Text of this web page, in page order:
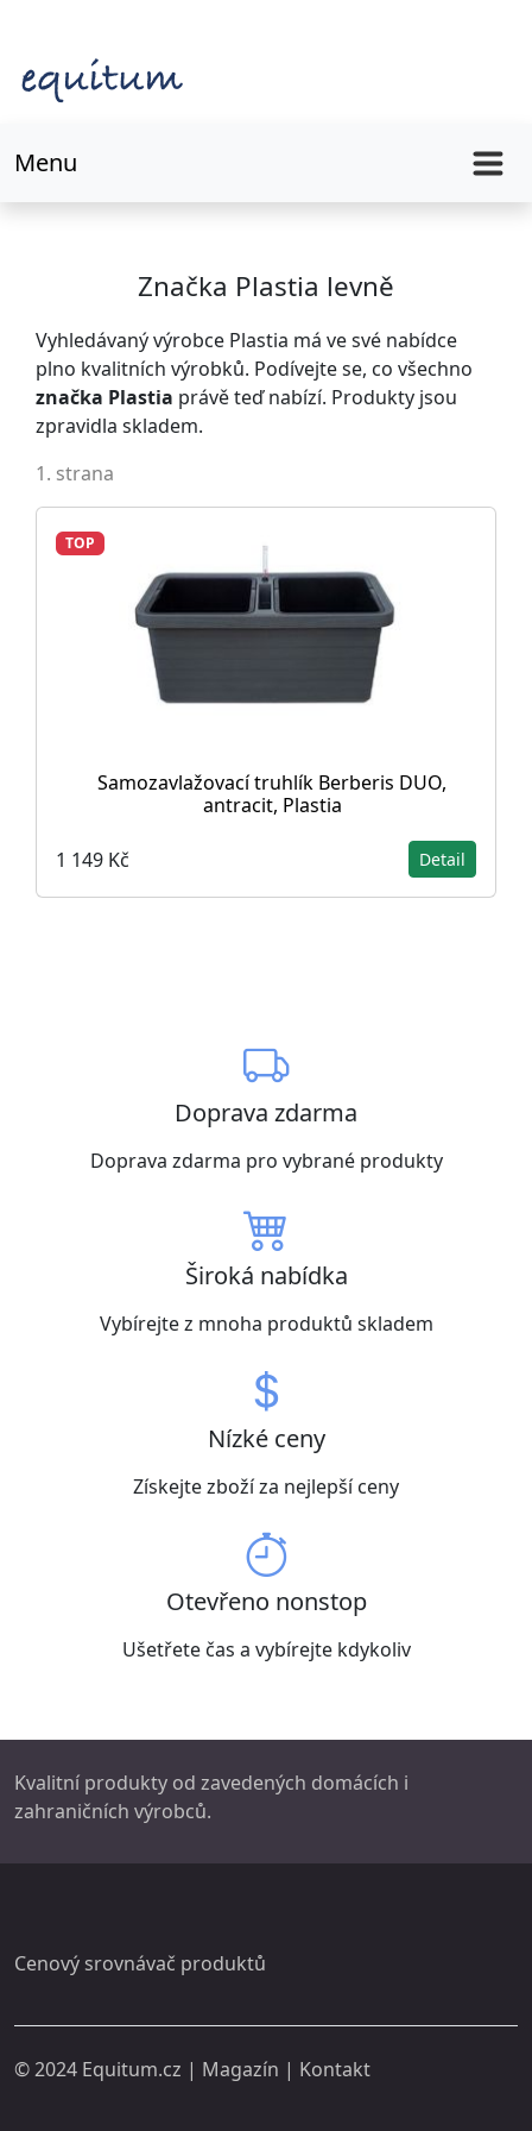
Menu
Značka Plastia levně
Vyhledávaný výrobce Plastia má ve své nabídce
plno kvalitních výrobků. Podívejte se, co všechno
značka Plastia právě teď nabízí. Produkty jsou
zpravidla skladem.
1. strana
TOP
Samozavlažovací truhlík Berberis DUO,
antracit, Plastia
1 149 Kč Detail
Doprava zdarma
Doprava zdarma pro vybrané produkty
Široká nabídka
Vybírejte z mnoha produktů skladem
Nízké ceny
Získejte zboží za nejlepší ceny
Otevřeno nonstop
Ušetřete čas a vybírejte kdykoliv
Kvalitní produkty od zavedených domácích i
zahraničních výrobců.
Cenový srovnávač produktů
© 2024 Equitum.cz | Magazín | Kontakt